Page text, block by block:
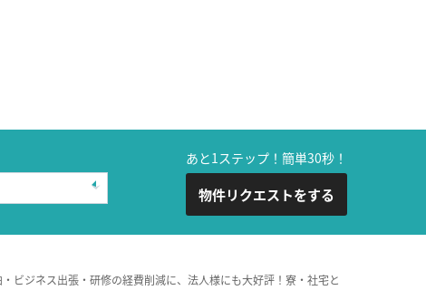
あと1ステップ！簡単30秒！
物件リクエストをする
ビジネス出張・研修の経費削減に、法人様にも大好評！寮・社宅と